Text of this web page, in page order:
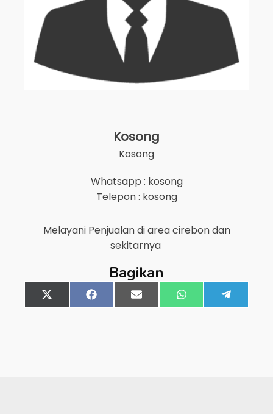
Kosong
Kosong
Whatsapp : kosong
Telepon : kosong
Melayani Penjualan di areacirebondan
sekitarnya
Bagikan
Share
on
X
(Twitter)
Share
on
FacebookShare
on
Email Share
on
WhatsApp
on